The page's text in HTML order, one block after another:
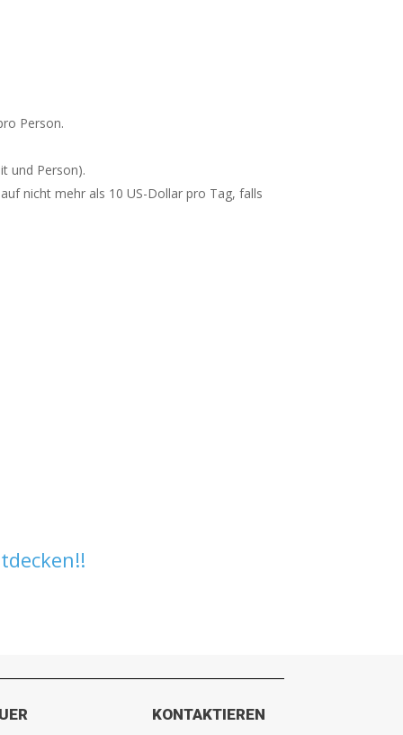
Person.
und Person).
nicht mehr als 10 US-Dollar pro Tag, falls
KONTAKTIEREN